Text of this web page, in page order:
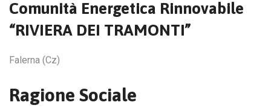
Comunità Energetica Rinnovabile
“RIVIERA DEI TRAMONTI”
Falerna (Cz)
Ragione Sociale